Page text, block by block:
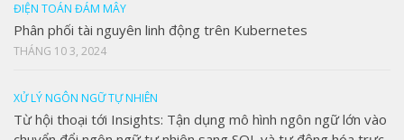
ĐIỆN TOÁN ĐÁM MÂY
Phân phối tài nguyên linh động trên Kubernetes
THÁNG 10 3, 2024
XỬ LÝ NGÔN NGỮ TỰ NHIÊN
Từ hội thoại tới Insights: Tận dụng mô hình ngôn ngữ lớn vào